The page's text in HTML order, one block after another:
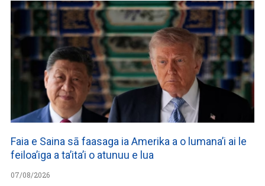
Faia e Saina sā faasaga ia Amerika a o lumana’i ai le
feiloa’iga a ta’ita’i o atunuu e lua
07/08/2026